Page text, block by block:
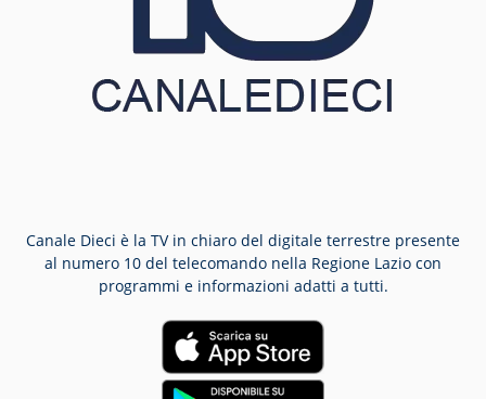
Canale Dieci è la TV in chiaro del digitale terrestre presente
al numero 10 del telecomando nella Regione Lazio con
programmi e informazioni adatti a tutti.